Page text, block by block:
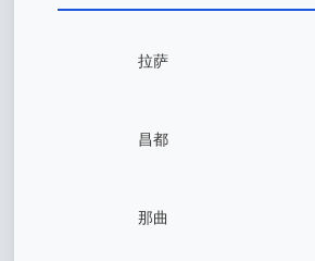
拉萨
昌都
那曲